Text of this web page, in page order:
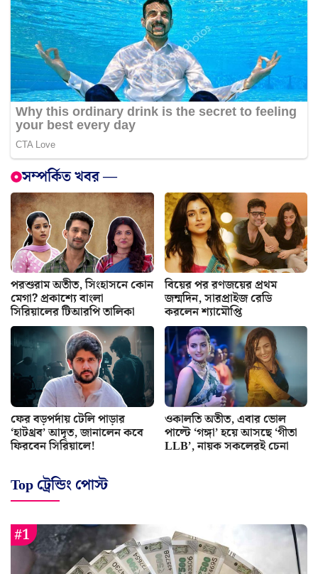
সম্পর্কিত খবর —
পরশুরাম অতীত, সিংহাসনে কোন
মেগা? প্রকাশ্যে বাংলা
সিরিয়ালের টিআরপি তালিকা
বিয়ের পর রণজয়ের প্রথম
জন্মদিন, সারপ্রাইজ রেডি
করলেন শ্যামৌপ্তি
ফের বড়পর্দায় টেলি পাড়ার
‘হাটথ্রব’ আদৃত, জানালেন কবে
ফিরবেন সিরিয়ালে!
ওকালতি অতীত, এবার ভোল
পাল্টে ‘গঙ্গা’ হয়ে আসছে ‘গীতা
LLB’, নায়ক সকলেরই চেনা
Top ট্রেন্ডিং পোস্ট